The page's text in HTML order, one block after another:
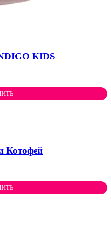
KIDS
Котофей